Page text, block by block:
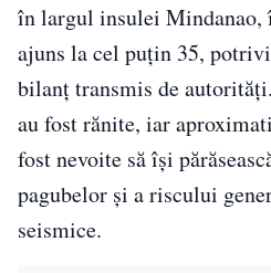
în largul insulei
ajuns la cel puțin 35,
bilanț transmis de
au fost rănite, iar
fost nevoite să își
pagubelor și a riscului
seismice.